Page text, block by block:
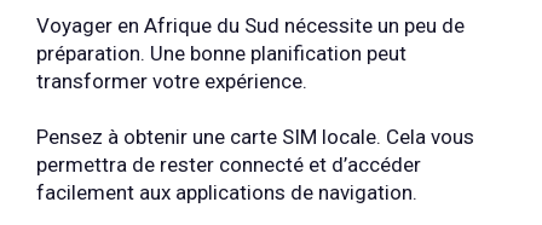
Voyager en Afrique du Sud nécessite un peu de
préparation. Une bonne planification peut
transformer votre expérience.
Pensez à obtenir une carte SIM locale. Cela vous
permettra de rester connecté et d’accéder
facilement aux applications de navigation.